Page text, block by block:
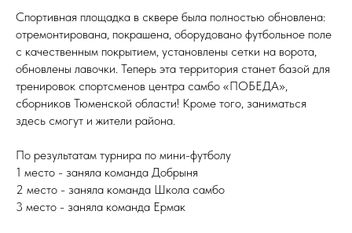
Спортивная площадка в сквере была полностью обновлена:
отремонтирована, покрашена, оборудовано футбольное поле
с качественным покрытием, установлены сетки на ворота,
обновлены лавочки. Теперь эта территория станет базой для
тренировок спортсменов центра самбо «ПОБЕДА»,
сборников Тюменской области! Кроме того, заниматься
здесь смогут и жители района.
По результатам турнира по мини-футболу
1 место - заняла команда Добрыня
2 место - заняла команда Школа самбо
3 место - заняла команда Ермак